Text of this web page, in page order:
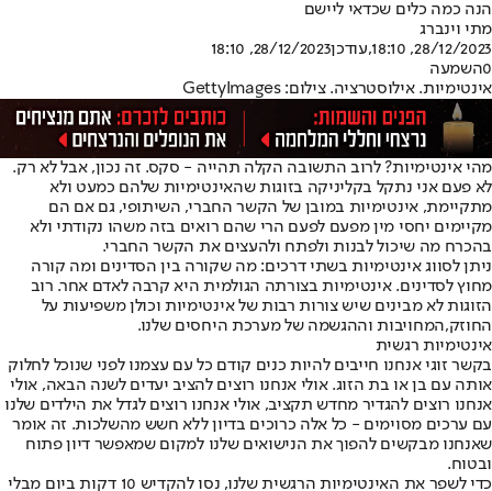
הנה כמה כלים שכדאי ליישם
מתי וינברג
28/12/2023, 18:10
,עודכן28/12/2023, 18:10
0השמעה
אינטימיות. אילוסטרציה. צילום: GettyImages
מהי אינטימיות? לרוב התשובה הקלה תהייה - סקס. זה נכון, אבל לא רק.
לא פעם אני נתקל בקליניקה בזוגות שהאינטימיות שלהם כמעט ולא
מתקיימת, אינטימיות במובן של הקשר החברי, השיתופי, גם אם הם
מקיימים יחסי מין מפעם לפעם הרי שהם רואים בזה משהו נקודתי ולא
בהכרח מה שיכול לבנות ולפתח ולהעצים את הקשר החברי.
ניתן לסווג אינטימיות בשתי דרכים: מה שקורה בין הסדינים ומה קורה
מחוץ לסדינים. אינטימיות בצורתה הגולמית היא קרבה לאדם אחר. רוב
הזוגות לא מבינים שיש צורות רבות של אינטימיות וכולן משפיעות על
החוזק,המחויבות וההגשמה של מערכת היחסים שלנו.
אינטימיות רגשית
בקשר זוגי אנחנו חייבים להיות כנים קודם כל עם עצמנו לפני שנוכל לחלוק
אותה עם בן או בת הזוג. אולי אנחנו רוצים להציב יעדים לשנה הבאה, אולי
אנחנו רוצים להגדיר מחדש תקציב, אולי אנחנו רוצים לגדל את הילדים שלנו
עם ערכים מסוימים - כל אלה כרוכים בדיון ללא חשש מהשלכות. זה אומר
שאנחנו מבקשים להפוך את הנישואים שלנו למקום שמאפשר דיון פתוח
ובטוח.
כדי לשפר את האינטימיות הרגשית שלנו, נסו להקדיש 10 דקות ביום מבלי